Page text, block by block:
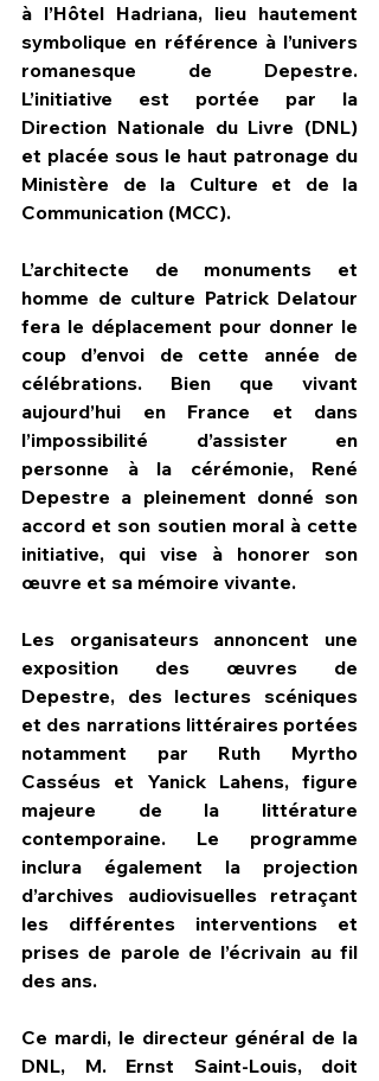
à l’Hôtel Hadriana, lieu hautement
symbolique en référence à l’univers
romanesque de Depestre.
L’initiative est portée par la
Direction Nationale du Livre (DNL)
et placée sous le haut patronage du
Ministère de la Culture et de la
Communication (MCC).
L’architecte de monuments et
homme de culture Patrick Delatour
fera le déplacement pour donner le
coup d’envoi de cette année de
célébrations. Bien que vivant
aujourd’hui en France et dans
l’impossibilité d’assister en
personne à la cérémonie, René
Depestre a pleinement donné son
accord et son soutien moral à cette
initiative, qui vise à honorer son
œuvre et sa mémoire vivante.
Les organisateurs annoncent une
exposition des œuvres de
Depestre, des lectures scéniques
et des narrations littéraires portées
notamment par Ruth Myrtho
Casséus et Yanick Lahens, figure
majeure de la littérature
contemporaine. Le programme
inclura également la projection
d’archives audiovisuelles retraçant
les différentes interventions et
prises de parole de l’écrivain au fil
des ans.
Ce mardi, le directeur général de la
DNL, M. Ernst Saint-Louis, doit